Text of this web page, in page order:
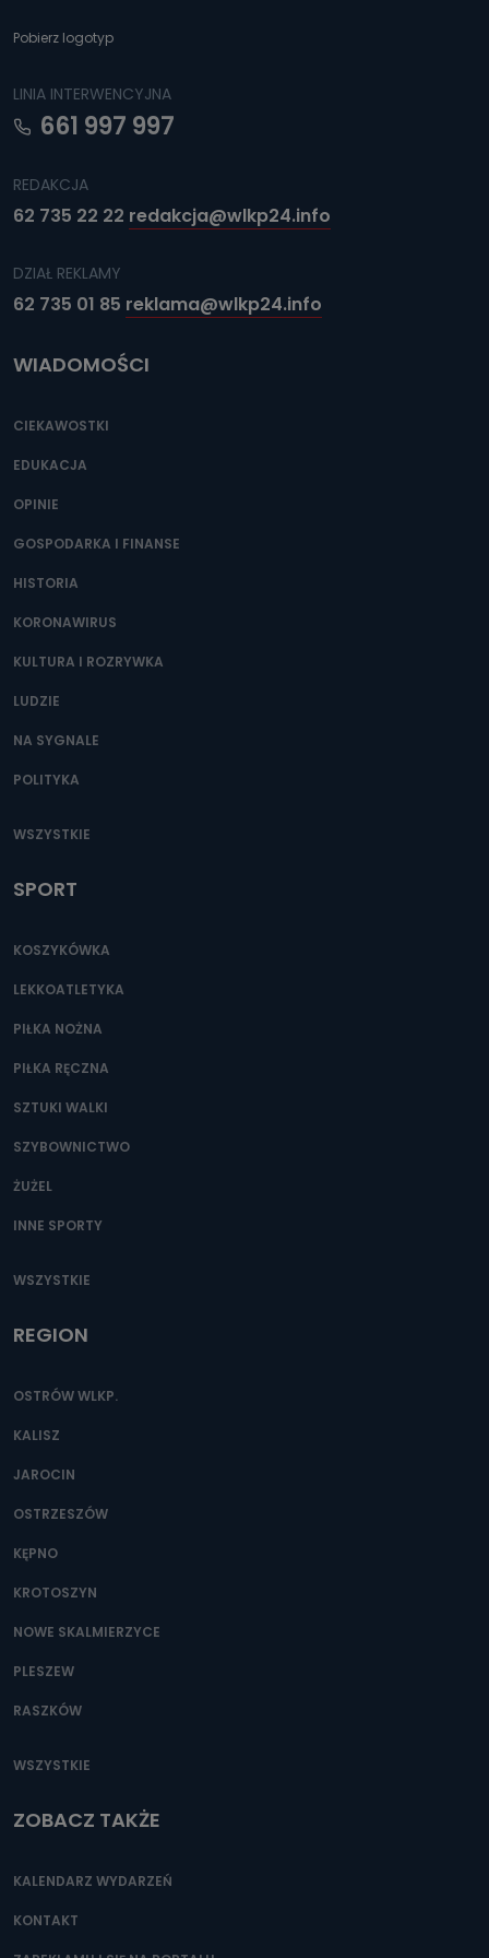
Pobierz logotyp
LINIA INTERWENCYJNA
661 997 997
REDAKCJA
62 735 22 22 redakcja@wlkp24.info
DZIAŁ REKLAMY
62 735 01 85 reklama@wlkp24.info
WIADOMOŚCI
CIEKAWOSTKI
EDUKACJA
OPINIE
GOSPODARKA I FINANSE
HISTORIA
KORONAWIRUS
KULTURA I ROZRYWKA
LUDZIE
NA SYGNALE
POLITYKA
WSZYSTKIE
SPORT
KOSZYKÓWKA
LEKKOATLETYKA
PIŁKA NOŻNA
PIŁKA RĘCZNA
SZTUKI WALKI
SZYBOWNICTWO
ŻUŻEL
INNE SPORTY
WSZYSTKIE
REGION
OSTRÓW WLKP.
KALISZ
JAROCIN
OSTRZESZÓW
KĘPNO
KROTOSZYN
NOWE SKALMIERZYCE
PLESZEW
RASZKÓW
WSZYSTKIE
ZOBACZ TAKŻE
KALENDARZ WYDARZEŃ
KONTAKT